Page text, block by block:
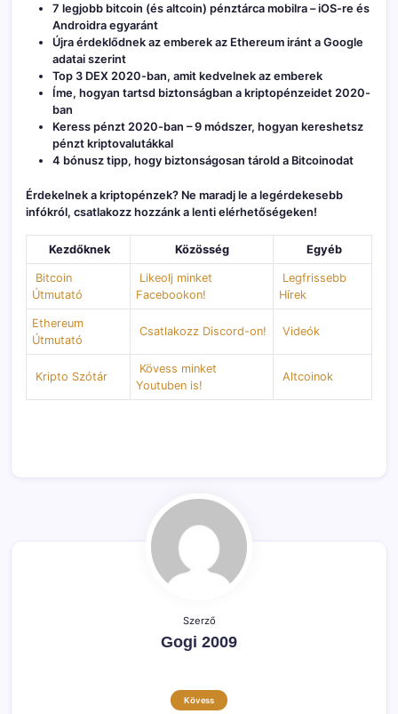
7 legjobb bitcoin (és altcoin) pénztárca mobilra – iOS-re és
Androidra egyaránt
Újra érdeklődnek az emberek az Ethereum iránt a Google
adatai szerint
Top 3 DEX 2020-ban, amit kedvelnek az emberek
Íme, hogyan tartsd biztonságban a kriptopénzeidet 2020-
ban
Keress pénzt 2020-ban – 9 módszer, hogyan kereshetsz
pénzt kriptovalutákkal
4 bónusz tipp, hogy biztonságosan tárold a Bitcoinodat
Érdekelnek a kriptopénzek? Ne maradj le a legérdekesebb
infókról, csatlakozz hozzánk a lenti elérhetőségeken!
Kezdőknek Közösség Egyéb
Bitcoin
Útmutató
Likeolj minket
Facebookon!
Legfrissebb
Hírek
Ethereum
Útmutató
Csatlakozz Discord-on! Videók
Kripto Szótár
Kövess minket
Youtuben is!
Altcoinok
Szerző
Gogi 2009
Kövess